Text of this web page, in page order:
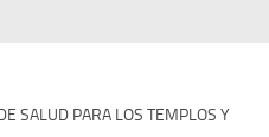
SALUD PARA LOS TEMPLOS Y